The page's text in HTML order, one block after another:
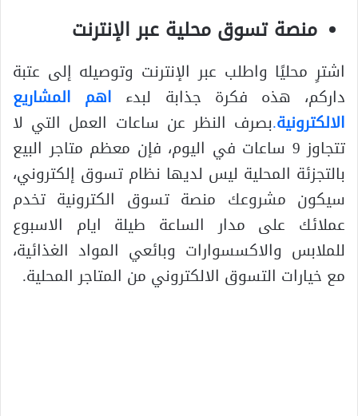
منصة تسوق محلية عبر الإنترنت
اشترِ محليًا واطلب عبر الإنترنت وتوصيله إلى عتبة
داركم، هذه فكرة جذابة لبدء اهم المشاريع
الالكترونية.بصرف النظر عن ساعات العمل التي لا
تتجاوز 9 ساعات في اليوم، فإن معظم متاجر البيع
بالتجزئة المحلية ليس لديها نظام تسوق إلكتروني،
سيكون مشروعك منصة تسوق الكترونية تخدم
عملائك على مدار الساعة طيلة ايام الاسبوع
للملابس والاكسسوارات وبائعي المواد الغذائية،
مع خيارات التسوق الالكتروني من المتاجر المحلية.